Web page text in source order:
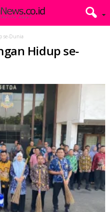
se-Dunia
Hidup se-